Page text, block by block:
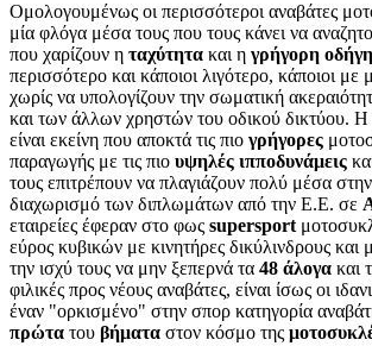
Ομολογουμένως οι περισσότεροι αναβάτες
μία φλόγα μέσα τους που τους κάνει να
που χαρίζουν η ταχύτητα και η γρήγορη
περισσότερο και κάποιοι λιγότερο, κάποιοι με
χωρίς να υπολογίζουν την σωματική
και των άλλων χρηστών του οδικού δικτύου. Η
είναι εκείνη που αποκτά τις πιο γρήγορες
παραγωγής με τις πιο υψηλές ιπποδυνάμεις
τους επιτρέπουν να πλαγιάζουν πολύ μέσα
διαχωρισμό των διπλωμάτων από την Ε.Ε. σε
εταιρείες έφεραν στο φως supersport
εύρος κυβικών με κινητήρες δικύλινδρους
την ισχύ τους να μην ξεπερνά τα 48 άλογα και
φιλικές προς νέους αναβάτες, είναι ίσως οι
έναν "ορκισμένο" στην σπορ κατηγορία
πρώτα του βήματα στον κόσμο της